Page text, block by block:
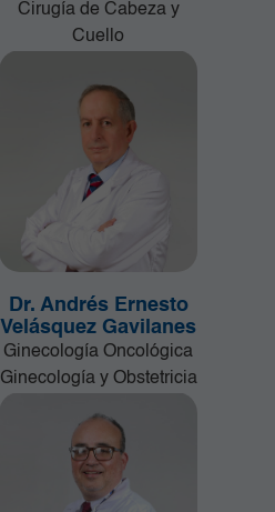
Cirugía de Cabeza y
Cuello
Dr. Andrés Ernesto
Velásquez Gavilanes
Ginecología Oncológica
Ginecología y Obstetricia